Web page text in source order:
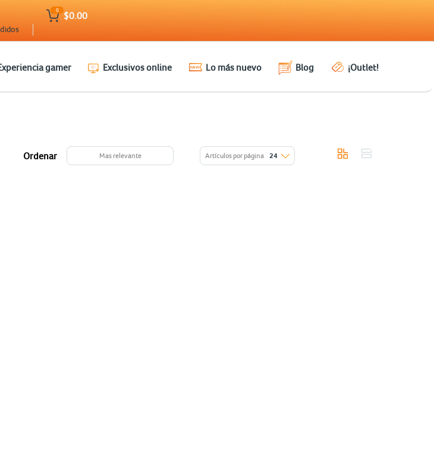
0
$0.00
gamer Exclusivos online Lo más nuevo Blog ¡Outlet!
Ordenar Mas relevante Artículos por página 24